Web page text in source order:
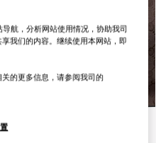
航，分析网站使用情况，协助我司
我们的内容。继续使用本网站，即
的更多信息，请参阅我司的